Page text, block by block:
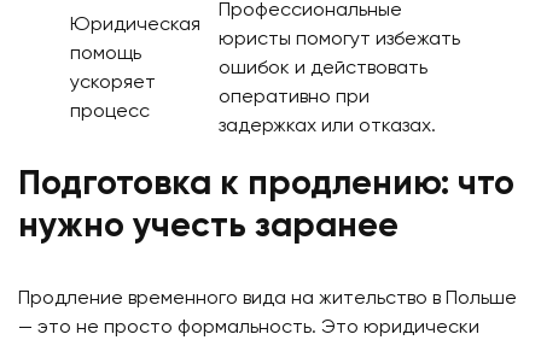
Юридическая
помощь
ускоряет
процесс
Профессиональные
юристы помогут избежать
ошибок и действовать
оперативно при
задержках или отказах.
Подготовка к продлению: что
нужно учесть заранее
Продление временного вида на жительство в Польше
— это не просто формальность. Это юридически